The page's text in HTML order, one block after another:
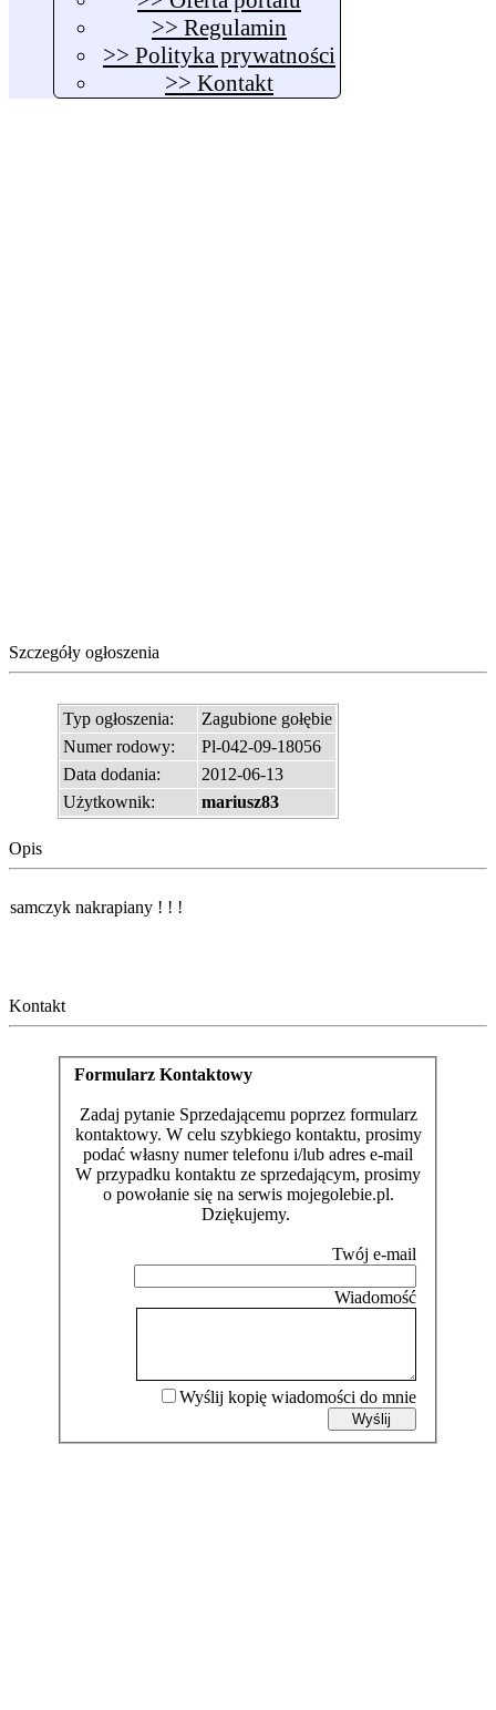
>> Regulamin
>> Polityka prywatności
>> Kontakt
Szczegóły ogłoszenia
Typ ogłoszenia:
Zagubione gołębie
Numer rodowy:
Pl-042-09-18056
Data dodania:
2012-06-13
Użytkownik:
mariusz83
Opis
samczyk nakrapiany ! ! !
Kontakt
Formularz Kontaktowy
Zadaj pytanie Sprzedającemu poprzez formularz
kontaktowy. W celu szybkiego kontaktu, prosimy
podać własny numer telefonu i/lub adres e-mail
W przypadku kontaktu ze sprzedającym, prosimy
o powołanie się na serwis mojegolebie.pl.
Dziękujemy.
Wiadomość
Wyślij kopię wiadomości do mnie